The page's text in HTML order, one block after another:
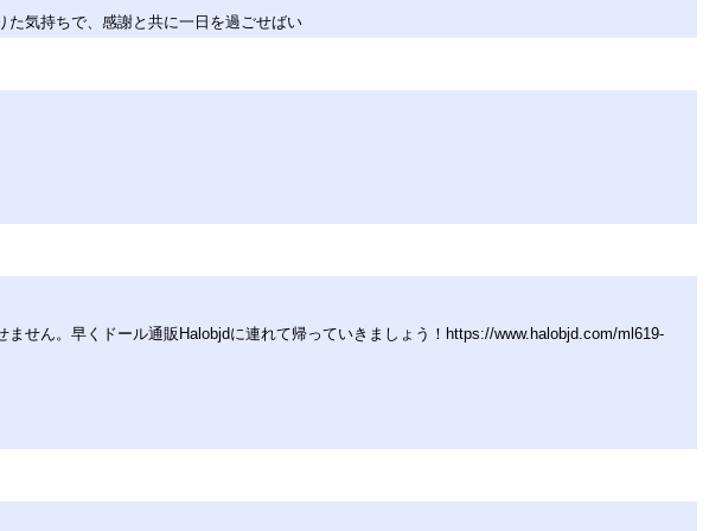
気持ちで、感謝と共に一日を過ごせばい
せん。早くドール通販Halobjdに連れて帰っていきましょう！https://www.halobjd.com/ml619-